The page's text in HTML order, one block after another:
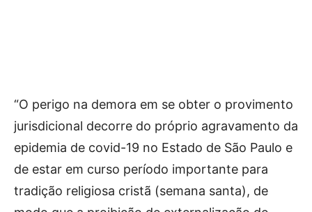
“O perigo na demora em se obter o provimento
jurisdicional decorre do próprio agravamento da
epidemia de covid-19 no Estado de São Paulo e
de estar em curso período importante para
tradição religiosa cristã (semana santa), de